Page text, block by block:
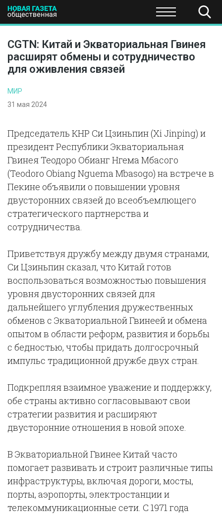
ПОЛИТИКА ЭКОНОМИКА НАУКА И
CGTN: Китай и Экваториальная Гвинея
расширят обмены и сотрудничество
для оживления связей
МИР
31 мая 2024
Председатель КНР Си Цзиньпин (Xi Jinping) и
президент Республики Экваториальная
Гвинея Теодоро Обианг Нгема Мбасого
(Teodoro Obiang Nguema Mbasogo) на встрече в
Пекине объявили о повышении уровня
двусторонних связей до всеобъемлющего
стратегического партнерства и
сотрудничества.
Приветствуя дружбу между двумя странами,
Си Цзиньпин сказал, что Китай готов
воспользоваться возможностью повышения
уровня двусторонних связей для
дальнейшего углубления дружественных
обменов с Экваториальной Гвинеей и обмена
опытом в области реформ, развития и борьбы
с бедностью, чтобы придать долгосрочный
импульс традиционной дружбе двух стран.
Подкрепляя взаимное уважение и поддержку,
обе страны активно согласовывают свои
стратегии развития и расширяют
двусторонние отношения в новой эпохе.
В Экваториальной Гвинее Китай часто
помогает развивать и строит различные типы
инфраструктуры, включая дороги, мосты,
порты, аэропорты, электростанции и
телекоммуникационные сети. С 1971 года